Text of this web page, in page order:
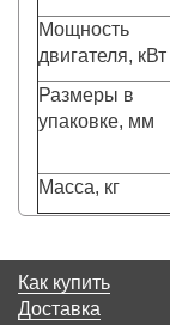
Мощность
двигателя, кВт
Размеры в
упаковке, мм
Масса, кг
Как купить
Доставка